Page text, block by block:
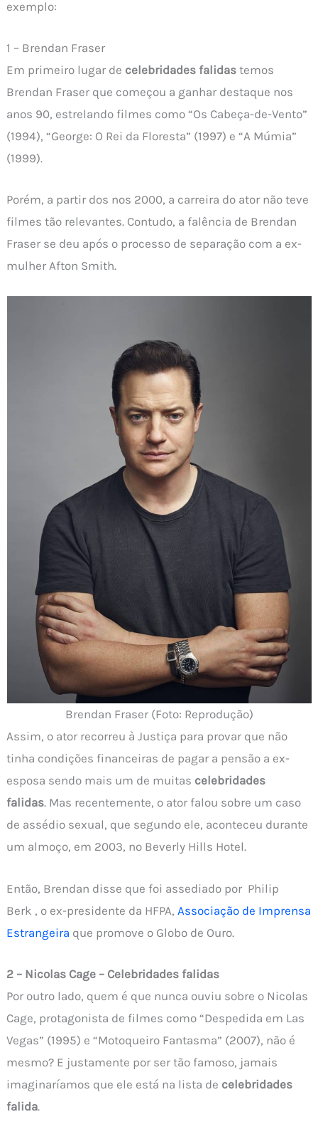
exemplo:
1 – Brendan Fraser
Em primeiro lugar de celebridades falidas temos
Brendan Fraser que começou a ganhar destaque nos
anos 90, estrelando filmes como “Os Cabeça-de-Vento”
(1994), “George: O Rei da Floresta” (1997) e “A Múmia”
(1999).
Porém, a partir dos nos 2000, a carreira do ator não teve
filmes tão relevantes. Contudo, a falência de Brendan
Fraser se deu após o processo de separação com a ex-
mulher Afton Smith.
Brendan Fraser (Foto: Reprodução)
Assim, o ator recorreu à Justiça para provar que não
tinha condições financeiras de pagar a pensão a ex-
esposa sendo mais um de muitas celebridades
falidas. Mas recentemente, o ator falou sobre um caso
de assédio sexual, que segundo ele, aconteceu durante
um almoço, em 2003, no Beverly Hills Hotel.
Então, Brendan disse que foi assediado por Philip
Berk , o ex-presidente da HFPA, Associação de Imprensa
Estrangeira que promove o Globo de Ouro.
2 – Nicolas Cage – Celebridades falidas
Por outro lado, quem é que nunca ouviu sobre o Nicolas
Cage, protagonista de filmes como “Despedida em Las
Vegas” (1995) e “Motoqueiro Fantasma” (2007), não é
mesmo? E justamente por ser tão famoso, jamais
imaginaríamos que ele está na lista de celebridades
falida.